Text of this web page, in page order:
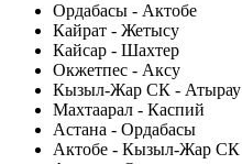
Ордабасы - Актобе
Кайрат - Жетысу
Кайсар - Шахтер
Окжетпес - Аксу
Кызыл-Жар СК - Атырау
Махтаарал - Каспий
Астана - Ордабасы
Актобе - Кызыл-Жар СК